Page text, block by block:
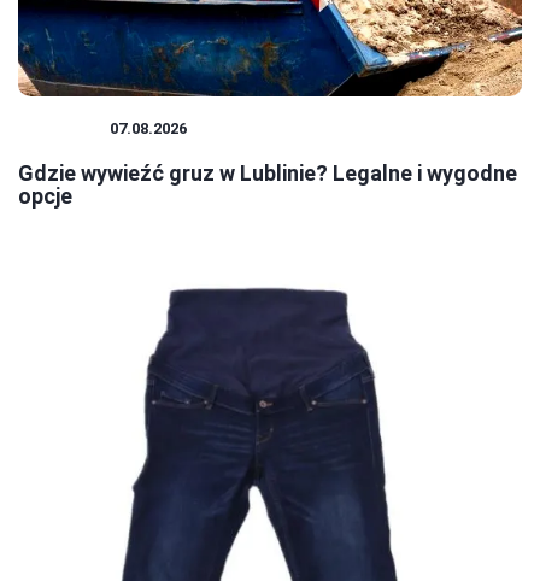
07.08.2026
Gdzie wywieźć gruz w Lublinie? Legalne i wygodne
opcje